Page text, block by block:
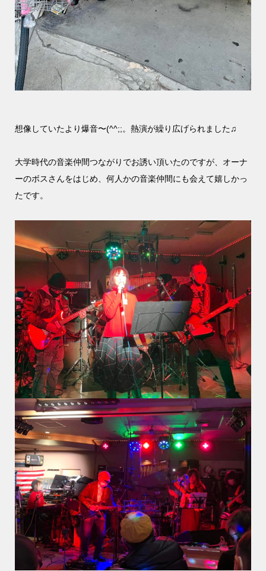
想像していたより爆音〜(^^;;。熱演が繰り広げられました♫
大学時代の音楽仲間つながりでお誘い頂いたのですが、オーナ
ーのボスさんをはじめ、何人かの音楽仲間にも会えて嬉しかっ
たです。